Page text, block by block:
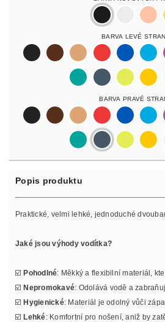
black
silver
Barva Levé
black
darkbrownlightbrown
red blue
pastelgreen
petrol
Barva Pravé
black
darkbrownlightbrown
red blue
pastelgreen
petrol
Popis produktu
Praktické, velmi lehké, jednoduché
Jaké jsou výhody vodítka?
☑️Pohodlné: Měkký a flexibilní materiál,
☑️Nepromokavé: Odolává vodě a
☑️Hygienické: Materiál je odolný vůči
☑️Lehké: Komfortní pro nošení, aniž by